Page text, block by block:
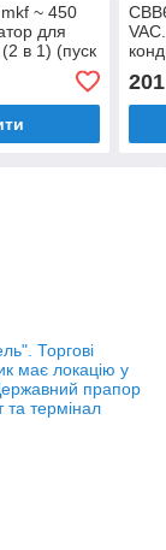
~ 450
для
(2 в 1) (пуск
mm)
Торгові
має локацію у
прапор
та термінал